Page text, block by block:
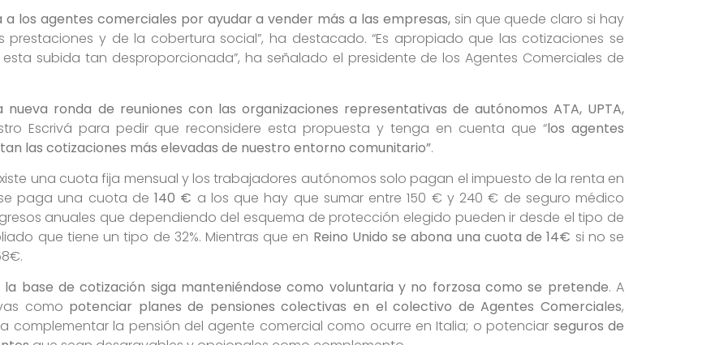
a los agentes comerciales por ayudar a vender más a las empresas,sin que quede claro si hay
y de la cobertura social”, ha destacado. “Es apropiado que las cotizaciones se
subida tan desproporcionada”, ha señalado el presidente de los Agentes Comerciales de
nueva ronda de reuniones con las organizaciones representativas de autónomos ATA, UPTA,
Escrivá para pedir que reconsidere esta propuesta y tenga en cuenta que “los agentes
las cotizaciones más elevadas de nuestro entorno comunitario”.
una cuota fija mensual y los trabajadores autónomos solo pagan el impuesto de la renta en
paga una cuota de 140 € a los que hay que sumar entre 150 € y 240 € de seguro médico
anuales que dependiendo del esquema de protección elegido pueden ir desde el tipo de
que tiene un tipo de 32%. Mientras que en Reino Unido se abona una cuota de 14€ si no se
la base de cotización siga manteniéndose como voluntaria y no forzosa como se pretende. A
como potenciar planes de pensiones colectivas en el colectivo de Agentes Comerciales,
complementar la pensión del agente comercial como ocurre en Italia; o potenciar seguros de